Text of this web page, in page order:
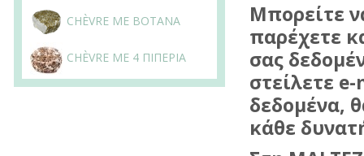
Μπορείτε
παρέχετε
σας
στείλετε
δεδομένα,
κάθε
CHÈVRE ΜΕ ΒΟΤΑΝΑ
CHÈVRE ΜΕ 4 ΠΙΠΕΡΙΑ